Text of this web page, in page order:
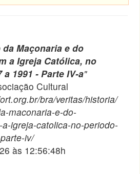
Maçonaria e do
a Igreja Católica, no
1991 - Parte IV-a"
Cultural
bra/veritas/historia/
maconaria-e-do-
igreja-catolica-no-periodo-
iv/
às 12:56:48h